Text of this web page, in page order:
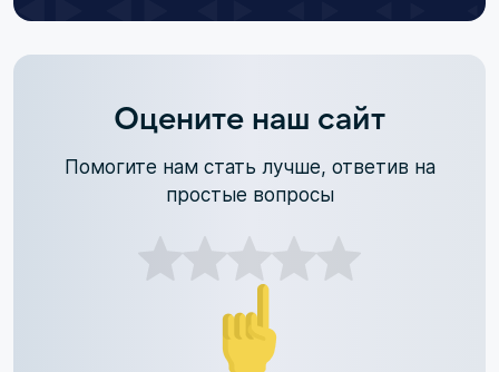
Оцените наш сайт
Помогите нам стать лучше, ответив на
простые вопросы